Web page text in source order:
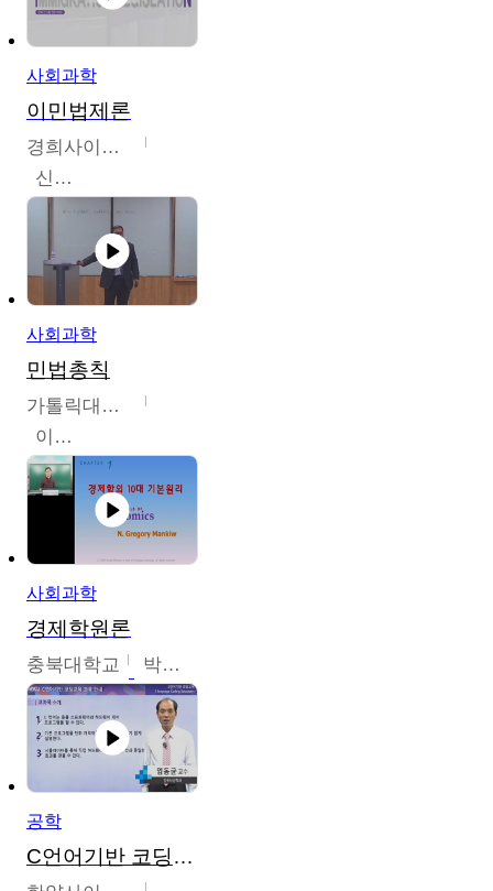
사회과학
이민법제론
경희사이버대학교
신광수
사회과학
민법총칙
가톨릭대학교
이홍민
사회과학
경제학원론
충북대학교 박철호
공학
C언어기반 코딩교육